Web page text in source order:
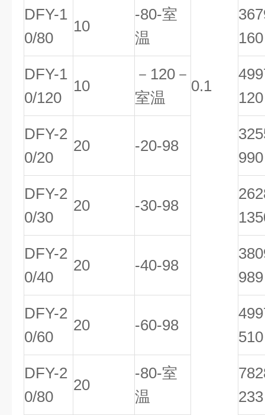
0.1
DFY-1
0/80
10
-80-室
温
160
DFY-1
0/120
10
－120－
室温
120
DFY-2
0/20
20 -20-98
990
DFY-2
0/30
20 -30-98
DFY-2
0/40
20 -40-98
989
DFY-2
0/60
20 -60-98
510
DFY-2
0/80
20
-80-室
温
233